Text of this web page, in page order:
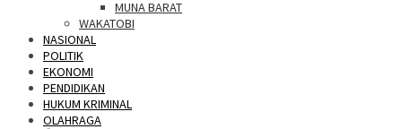
MUNA BARAT
WAKATOBI
NASIONAL
POLITIK
EKONOMI
PENDIDIKAN
HUKUM KRIMINAL
OLAHRAGA